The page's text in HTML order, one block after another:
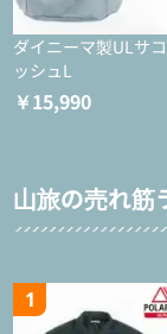
ダイニーマ製ULサコ
ッシュL
￥15,990
山旅の売れ筋
1